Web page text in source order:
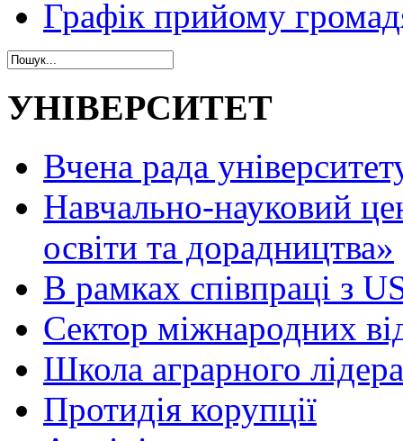
Графік прийому
УНІВЕРСИТЕТ
Вчена рада
Навчально-науковий
освіти та дорадництва»
В рамках співпраці з
Сектор міжнародних
Школа аграрного лідера
Протидія корупції